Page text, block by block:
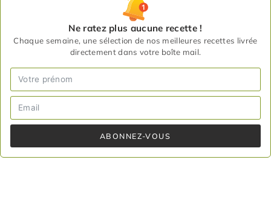
Ne ratez plus aucune recette !
Chaque semaine, une sélection de nos meilleures recettes livrée
directement dans votre boîte mail.
ABONNEZ-VOUS